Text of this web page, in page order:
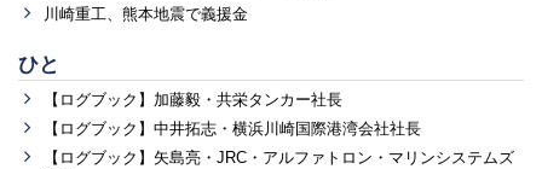
川崎重工、熊本地震で義援金
ひと
【ログブック】加藤毅・共栄タンカー社長
【ログブック】中井拓志・横浜川崎国際港湾会社社長
【ログブック】矢島亮・JRC・アルファトロン・マリンシステムズ